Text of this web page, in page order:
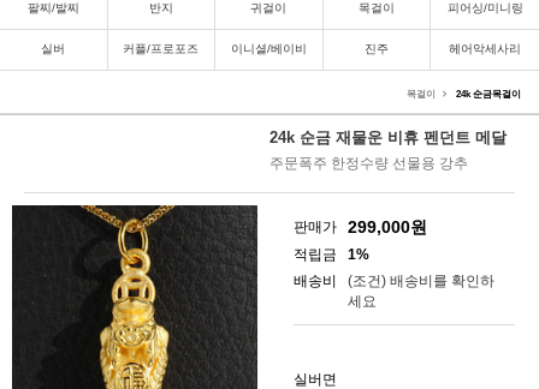
팔찌/발찌 반지 귀걸이 목걸이 피어싱/미니링
실버 커플/프로포즈 이니셜/베이비 진주 헤어악세사리
목걸이 24k 순금목걸이
24k 순금 재물운 비휴 펜던트 메달
주문폭주 한정수량 선물용 강추
판매가 299,000원
적립금
1%
배송비
(조건) 배송비를 확인하
세요
실버면